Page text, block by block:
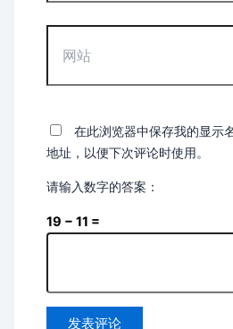
箱
在此浏览器中保存我的显示
地址，以便下次评论时使用。
请输入数字的答案：
19 − 11 =